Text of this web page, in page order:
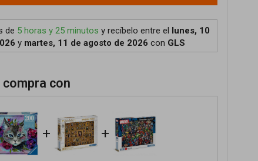
de 5 horas y 25 minutos y recíbeloentre el lunes, 10
y martes, 11 de agosto de 2026 con GLS
con
+ +